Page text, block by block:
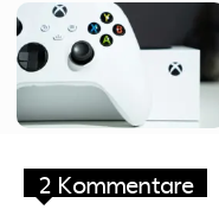
2 Kommentare